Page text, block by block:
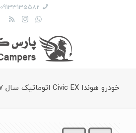
09133135582
خودرو هوندا Civic EX اتوماتیک سال 2017